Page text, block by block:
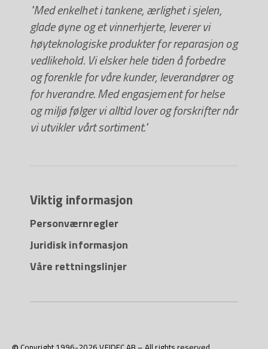
"Med enkelhet i tankene, ærlighet i sjelen,
glade øyne og et vinnerhjerte, leverer vi
høyteknologiske produkter for reparasjon og
vedlikehold. Vi elsker hele tiden å forbedre
og forenkle for våre kunder, leverandører og
for hverandre. Med engasjement for helse
og miljø følger vi alltid lover og forskrifter når
vi utvikler vårt sortiment."
Viktig informasjon
Personværnregler
Juridisk informasjon
Våre rettningslinjer